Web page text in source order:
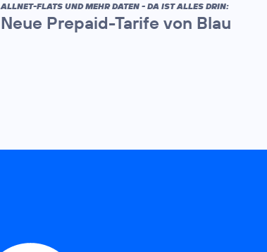
ALLNET-FLATS UND MEHR DATEN - DA IST ALLES DRIN:
Neue Prepaid-Tarife von Blau